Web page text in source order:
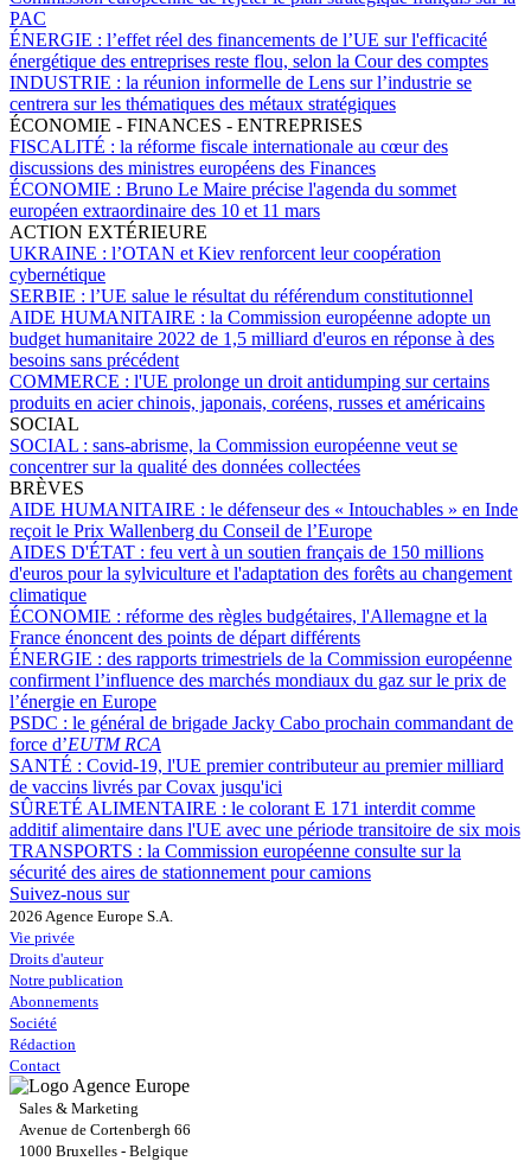
PAC
ÉNERGIE : l’effet réel des financements de l’UE sur l'efficacité
énergétique des entreprises reste flou, selon la Cour des comptes
INDUSTRIE : la réunion informelle de Lens sur l’industrie se
centrera sur les thématiques des métaux stratégiques
ÉCONOMIE - FINANCES - ENTREPRISES
FISCALITÉ : la réforme fiscale internationale au cœur des
discussions des ministres européens des Finances
ÉCONOMIE : Bruno Le Maire précise l'agenda du sommet
européen extraordinaire des 10 et 11 mars
ACTION EXTÉRIEURE
UKRAINE : l’OTAN et Kiev renforcent leur coopération
cybernétique
SERBIE : l’UE salue le résultat du référendum constitutionnel
AIDE HUMANITAIRE : la Commission européenne adopte un
budget humanitaire 2022 de 1,5 milliard d'euros en réponse à des
besoins sans précédent
COMMERCE : l'UE prolonge un droit antidumping sur certains
produits en acier chinois, japonais, coréens, russes et américains
SOCIAL
SOCIAL : sans-abrisme, la Commission européenne veut se
concentrer sur la qualité des données collectées
BRÈVES
AIDE HUMANITAIRE : le défenseur des « Intouchables » en Inde
reçoit le Prix Wallenberg du Conseil de l’Europe
AIDES D'ÉTAT : feu vert à un soutien français de 150 millions
d'euros pour la sylviculture et l'adaptation des forêts au changement
climatique
ÉCONOMIE : réforme des règles budgétaires, l'Allemagne et la
France énoncent des points de départ différents
ÉNERGIE : des rapports trimestriels de la Commission européenne
confirment l’influence des marchés mondiaux du gaz sur le prix de
l’énergie en Europe
PSDC : le général de brigade Jacky Cabo prochain commandant de
force d’EUTM RCA
SANTÉ : Covid-19, l'UE premier contributeur au premier milliard
de vaccins livrés par Covax jusqu'ici
SÛRETÉ ALIMENTAIRE : le colorant E 171 interdit comme
additif alimentaire dans l'UE avec une période transitoire de six mois
TRANSPORTS : la Commission européenne consulte sur la
sécurité des aires de stationnement pour camions
Suivez-nous sur
2026 Agence Europe S.A.
Vie privée
Droits d'auteur
Notre publication
Abonnements
Société
Rédaction
Contact
Sales & Marketing
Avenue de Cortenbergh 66
1000 Bruxelles - Belgique